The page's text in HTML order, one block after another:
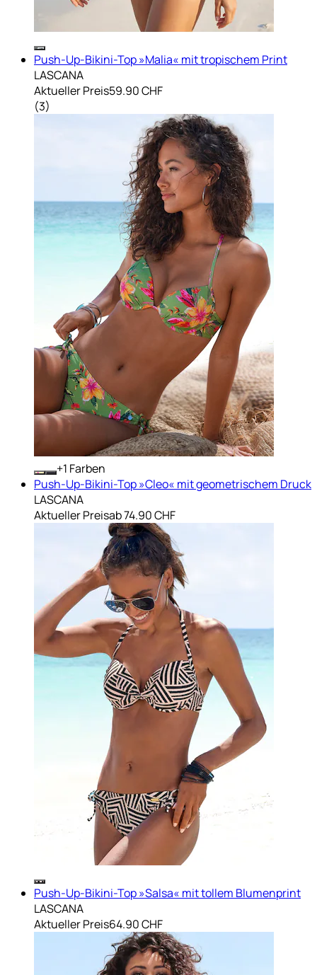
Push-Up-Bikini-Top »Malia« mit tropischem Print
LASCANA
Aktueller Preis59.90 CHF
(3)
+ Farben
Push-Up-Bikini-Top »Cleo« mit geometrischem Druck
LASCANA
Aktueller Preisab74.90 CHF
Push-Up-Bikini-Top »Salsa« mit tollem Blumenprint
LASCANA
Aktueller Preis64.90 CHF